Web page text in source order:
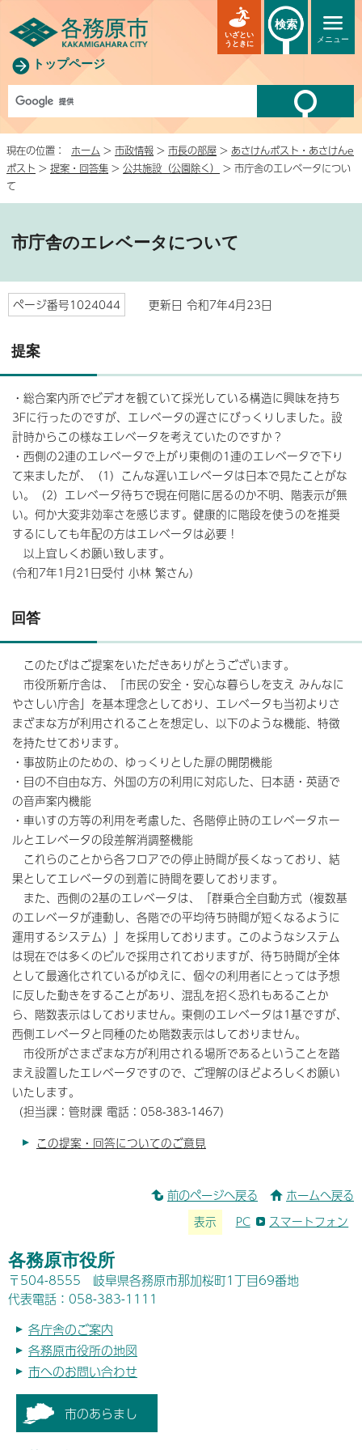
トップページ
メニュー
いざとい
うときに
検索
現在の位置： ホーム > 市政情報 > 市長の部屋 > あさけんポスト・あさけんe
ポスト > 提案・回答集 > 公共施設（公園除く）
> 市庁舎のエレベータについ
て
市庁舎のエレベータについて
ページ番号1024044 更新日 令和7年4月23日
提案
・総合案内所でビデオを観ていて採光している構造に興味を持ち
3Fに行ったのですが、エレベータの遅さにびっくりしました。設
計時からこの様なエレベータを考えていたのですか？
・西側の2連のエレベータで上がり東側の1連のエレベータで下り
て来ましたが、（1）こんな遅いエレベータは日本で見たことがな
い。（2）エレベータ待ちで現在何階に居るのか不明、階表示が無
い。何か大変非効率さを感じます。健康的に階段を使うのを推奨
するにしても年配の方はエレベータは必要！
以上宜しくお願い致します。
(令和7年1月21日受付 小林 繁さん)
回答
このたびはご提案をいただきありがとうございます。
市役所新庁舎は、「市民の安全・安心な暮らしを支え みんなに
やさしい庁舎」を基本理念としており、エレベータも当初よりさ
まざまな方が利用されることを想定し、以下のような機能、特徴
を持たせております。
・事故防止のための、ゆっくりとした扉の開閉機能
・目の不自由な方、外国の方の利用に対応した、日本語・英語で
の音声案内機能
・車いすの方等の利用を考慮した、各階停止時のエレベータホー
ルとエレベータの段差解消調整機能
これらのことから各フロアでの停止時間が長くなっており、結
果としてエレベータの到着に時間を要しております。
また、西側の2基のエレベータは、「群乗合全自動方式（複数基
のエレベータが連動し、各階での平均待ち時間が短くなるように
運用するシステム）」を採用しております。このようなシステム
は現在では多くのビルで採用されておりますが、待ち時間が全体
として最適化されているがゆえに、個々の利用者にとっては予想
に反した動きをすることがあり、混乱を招く恐れもあることか
ら、階数表示はしておりません。東側のエレベータは1基ですが、
西側エレベータと同種のため階数表示はしておりません。
市役所がさまざまな方が利用される場所であるということを踏
まえ設置したエレベータですので、ご理解のほどよろしくお願い
いたします。
（担当課：管財課 電話：058-383-1467）
この提案・回答についてのご意見
前のページへ戻る ホームへ戻る
表示 PC スマートフォン
各務原市役所
〒504-8555 岐阜県各務原市那加桜町1丁目69番地
代表電話：058-383-1111
各庁舎のご案内
各務原市役所の地図
市へのお問い合わせ
市のあらまし